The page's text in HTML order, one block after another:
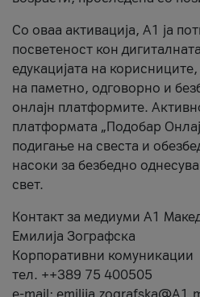
Со оваа активација, А1 ја
посветеност кон
едукацијата на
на паметно, одговорно и
онлајн платформите.
платформата „Подобар
подигање на свеста и
насоки за безбедно
свет.
Контакт за медиуми А1
Емилија Зографска
Корпоративни комуникации
тел. ++389 75 400505